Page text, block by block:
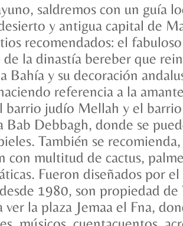
saldremos con un guía
y antigua capital de
recomendados: el
la dinastía bereber que
Bahía y su decoración
referencia a la
barrio judío Mellah y el
Bab Debbagh, donde se
También se
con multitud de cactus,
Fueron diseñados por
1980, son propiedad
ver la plaza Jemaa el Fna,